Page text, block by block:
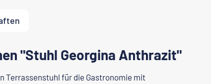
"Stuhl Georgina Anthrazit"
Terrassenstuhl für die Gastronomie mit